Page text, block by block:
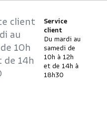
Service
client
Du mardi au
samedi de
10h à 12h
et de 14h à
18h30